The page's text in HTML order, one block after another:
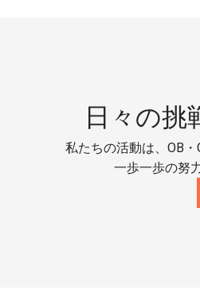
日々の挑
私たちの活動は、OB
一歩一歩の努